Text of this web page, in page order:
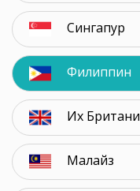
Сингапур
Филиппин
Их Британи
Малайз